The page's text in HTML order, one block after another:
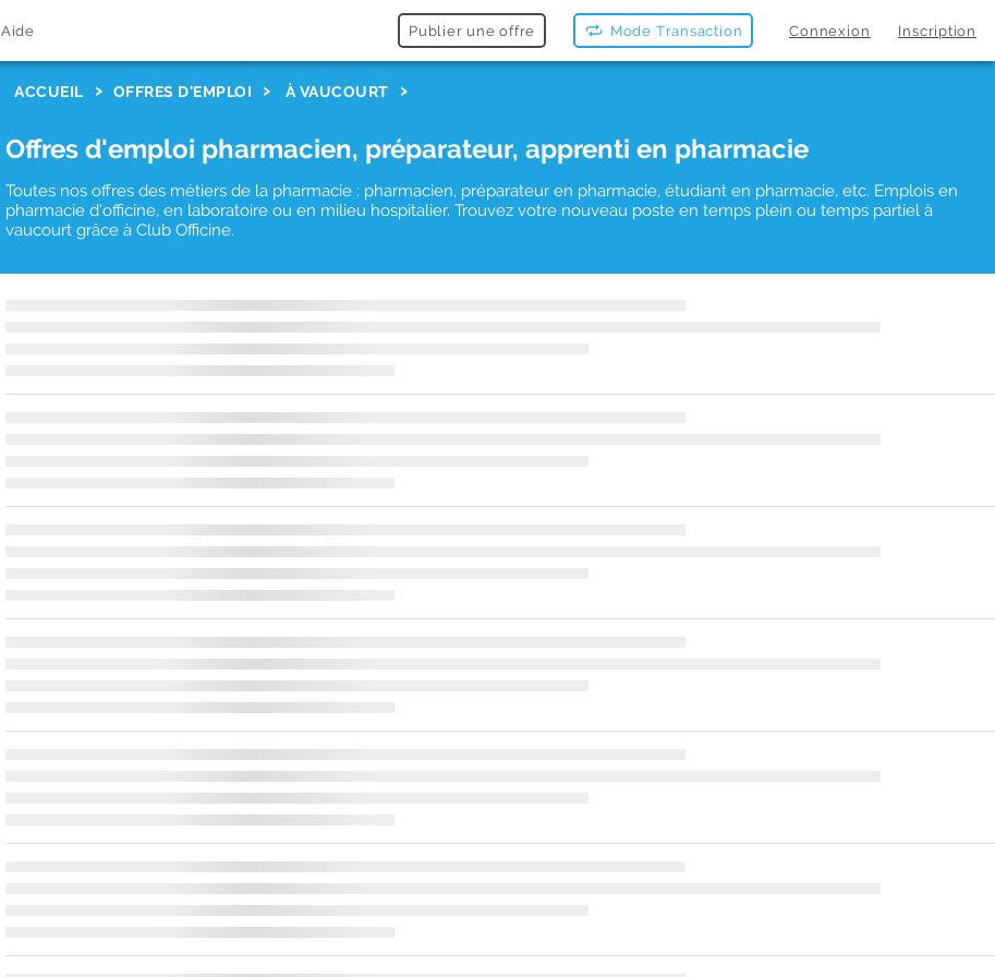
Aide Publier une offre Mode Transaction Connexion Inscription
ACCUEIL OFFRES D'EMPLOI À VAUCOURT
Offres d'emploi pharmacien, préparateur, apprenti en pharmacie
Toutes nos offres des métiers de la pharmacie : pharmacien, préparateur en pharmacie, étudiant en pharmacie, etc. Emplois en
pharmacie d'officine, en laboratoire ou en milieu hospitalier. Trouvez votre nouveau poste en temps plein ou temps partiel à
vaucourt grâce à Club Officine.